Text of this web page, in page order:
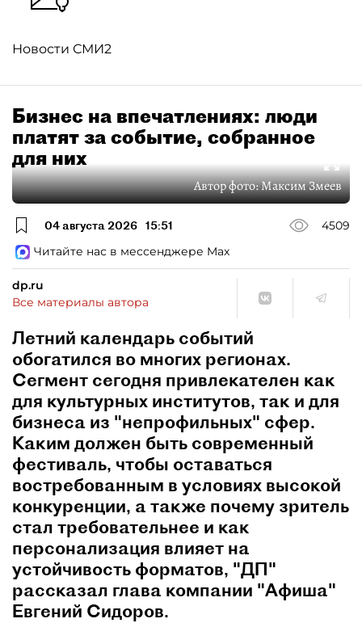
Новости СМИ2
Бизнес на впечатлениях: люди
платят за событие, собранное
для них
Автор фото:Максим Змеев
04 августа 2026 15:51
4509
Читайте нас в мессенджере Max
dp.ru
Все материалы автора
Летний календарь событий
обогатился во многих регионах.
Сегмент сегодня привлекателен как
для культурных институтов, так и для
бизнеса из "непрофильных" сфер.
Каким должен быть современный
фестиваль, чтобы оставаться
востребованным в условиях высокой
конкуренции, а также почему зритель
стал требовательнее и как
персонализация влияет на
устойчивость форматов, "ДП"
рассказал глава компании "Афиша"
Евгений Сидоров.